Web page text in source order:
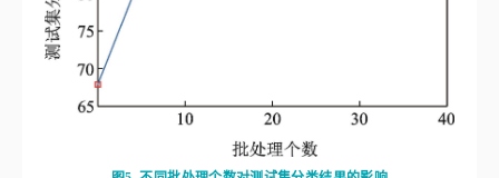
图5
不同批处理个数对测试集分类结果的影响